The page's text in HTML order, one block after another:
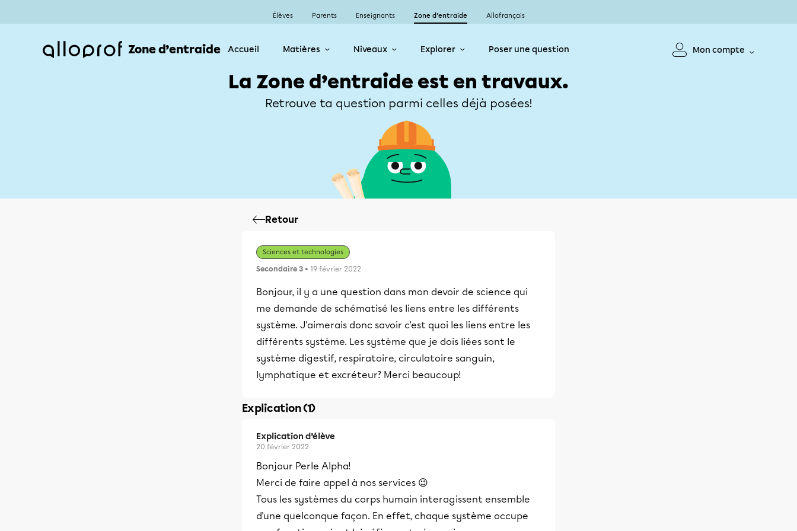
Élèves Parents Enseignants Zone d’entraide Allofrançais
Zone d’entraide Accueil Matières Niveaux Explorer Poser une question Mon compte
La Zone d’entraide est en travaux.
Retrouve ta question parmi celles déjà posées!
Retour
Sciences et technologies
Secondaire 3 • 19 février 2022
Bonjour, il y a une question dans mon devoir de science qui
me demande de schématisé les liens entre les différents
système. J'aimerais donc savoir c'est quoi les liens entre les
différents système. Les système que je dois liées sont le
système digestif, respiratoire, circulatoire sanguin,
lymphatique et excréteur? Merci beaucoup!
Explication (1)
Explication d’élève
20 février 2022
Bonjour Perle Alpha!
Merci de faire appel à nos services 😉
Tous les systèmes du corps humain interagissent ensemble
d'une quelconque façon. En effet, chaque système occupe